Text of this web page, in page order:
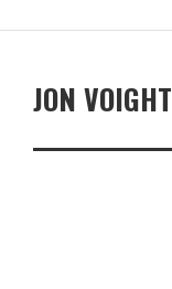
JON VOIGHT